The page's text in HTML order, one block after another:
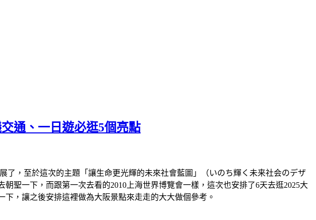
通、一日遊必逛5個亮點
了，至於這次的主題「讓生命更光輝的未來社會藍圖」（いのち輝く未来社会のデザ
聖一下，而跟第一次去看的2010上海世界博覽會一樣，這次也安排了6天去逛2025大
，讓之後安排這裡做為大阪景點來走走的大大做個參考。